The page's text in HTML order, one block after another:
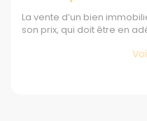
La vente d’un bien
son prix, qui doit être en